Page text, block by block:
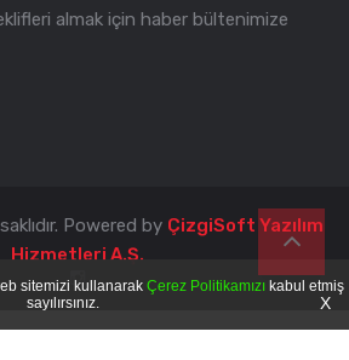
almak için haber bültenimize
Powered by ÇizgiSoft Yazılım
Hizmetleri A.Ş.
sitemizi kullanarak Çerez Politikamızıkabul etmiş
sayılırsınız.
X